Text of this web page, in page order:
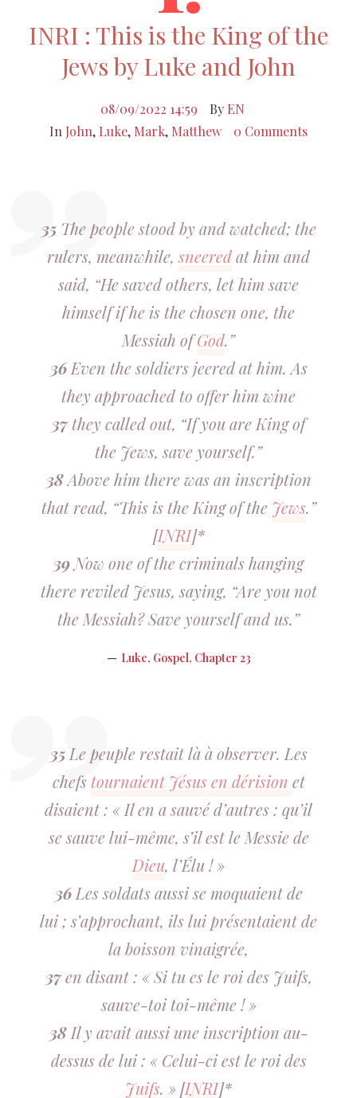
INRI : This is the King of the
Jews by Luke and John
08/09/2022 14:59 By EN
In John, Luke, Mark, Matthew 0 Comments
35The people stood by and watched; the
rulers, meanwhile,sneeredat him and
said, “He saved others, let him save
himself if he is the chosen one, the
Messiah ofGod.”
36Even the soldiers jeered at him. As
they approached to offer him wine
37they called out, “If you are King of
the Jews, save yourself.”
38Above him there was an inscription
that read, “This is the King of the Jews.”
[INRI]*
39 Now one of the criminals hanging
there reviled Jesus, saying, “Are you not
the Messiah? Save yourself and us.”
Luke, Gospel, Chapter 23
35Le peuple restait là à observer. Les
chefstournaient Jésus en dérision et
disaient : « Il en a sauvé d’autres : qu’il
se sauve lui-même, s’il est le Messie de
Dieu, l’Élu ! »
36Les soldats aussi se moquaient de
lui ; s’approchant, ils lui présentaient de
la boisson vinaigrée,
37en disant : « Si tu es le roi des Juifs,
sauve-toi toi-même ! »
38Il y avait aussi une inscription au-
dessus de lui : « Celui-ci est le roi des
Juifs. » [INRI]*